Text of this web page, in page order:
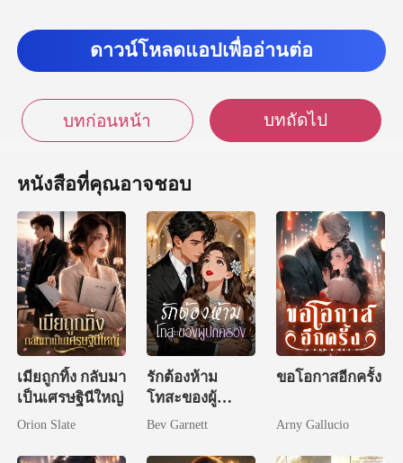
ดาวน์โหลดแอปเพื่ออ่านต่อ
บทก่อนหน้า บทถัดไป
หนังสือที่คุณอาจชอบ
เมียถูกทิ้ง กลับมา
เป็นเศรษฐินีใหญ่
Orion Slate
รักต้องห้าม
โทสะของผู้
ปกครอง
Bev Garnett
ขอโอกาสอีกครั้ง
Arny Gallucio